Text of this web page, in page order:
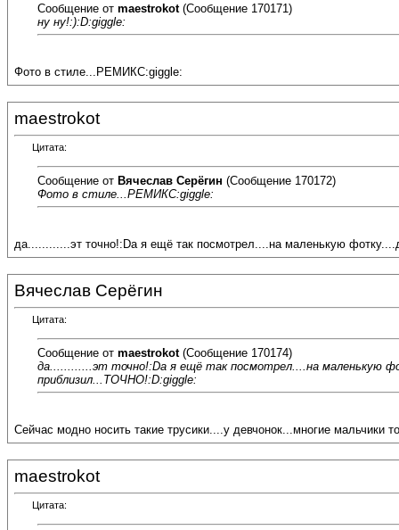
Сообщение от maestrokot(Сообщение 170171)
ну ну!:):D:giggle:
Фото в стиле...РЕМИКС:giggle:
maestrokot
Цитата:
Сообщение от Вячеслав Серёгин (Сообщение 170172)
Фото в стиле...РЕМИКС:giggle:
да............эт точно!:Dа я ещё так посмотрел....на маленькую
Вячеслав Серёгин
Цитата:
Сообщение от maestrokot(Сообщение 170174)
да............эт точно!:Dа я ещё так посмотрел....на маленькую
приблизил...ТОЧНО!:D:giggle:
Сейчас модно носить такие трусики....у девчонок...многие мальчики
maestrokot
Цитата: